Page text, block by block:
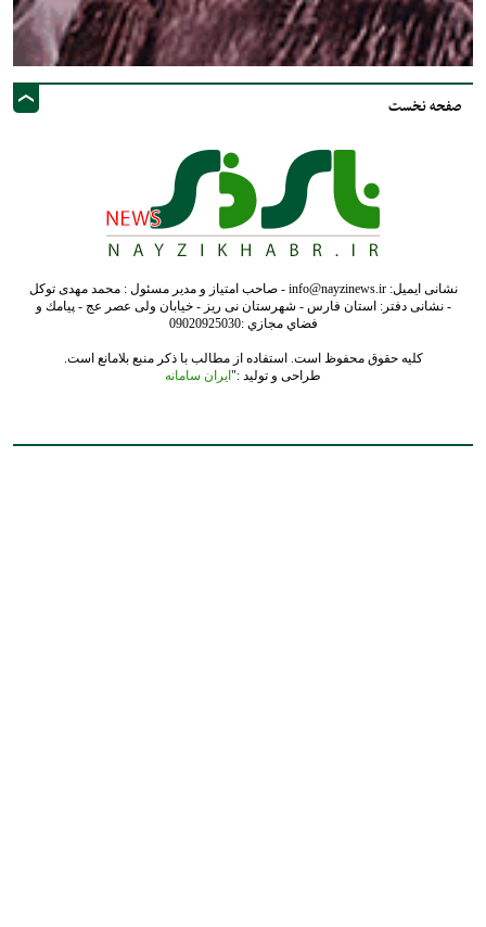
صفحه نخست
نشانی ایمیل: info@nayzinews.ir - صاحب امتیاز و مدیر مسئول : محمد مهدی توکل
- نشانی دفتر: استان فارس - شهرستان نی ریز - خیابان ولی عصر عج - پيامك و
فضاي مجازي :09020925030
کلیه حقوق محفوظ است. استفاده از مطالب با ذکر منبع بلامانع است.
طراحی و تولید :"ایران سامانه